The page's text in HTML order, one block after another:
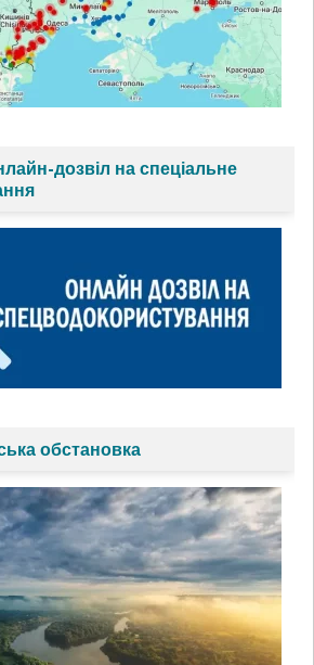
дозвіл на спеціальне
обстановка